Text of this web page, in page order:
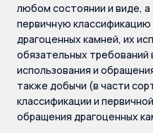
любом состоянии и виде, а
первичную
драгоценных камней, их
обязательных требований
использования и
также добычи (в части
классификации и
обращения драгоценных